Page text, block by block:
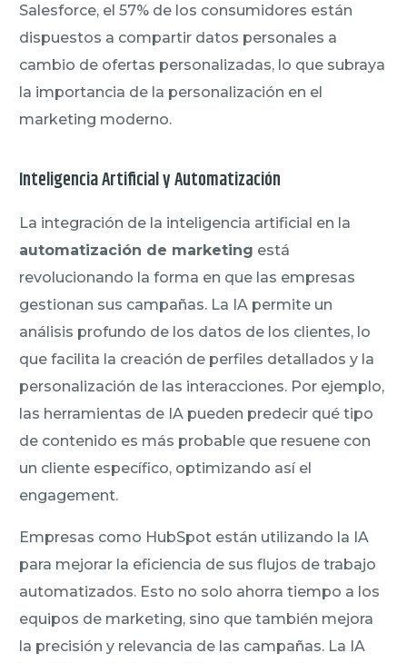
Salesforce, el 57% de los consumidores están
dispuestos a compartir datos personales a
cambio de ofertas personalizadas, lo que subraya
la importancia de la personalización en el
marketing moderno.
Inteligencia Artificial y Automatización
La integración de la inteligencia artificial en la
automatización de marketing está
revolucionando la forma en que las empresas
gestionan sus campañas. La IA permite un
análisis profundo de los datos de los clientes, lo
que facilita la creación de perfiles detallados y la
personalización de las interacciones. Por ejemplo,
las herramientas de IA pueden predecir qué tipo
de contenido es más probable que resuene con
un cliente específico, optimizando así el
engagement.
Empresas como HubSpot están utilizando la IA
para mejorar la eficiencia de sus flujos de trabajo
automatizados. Esto no solo ahorra tiempo a los
equipos de marketing, sino que también mejora
la precisión y relevancia de las campañas. La IA